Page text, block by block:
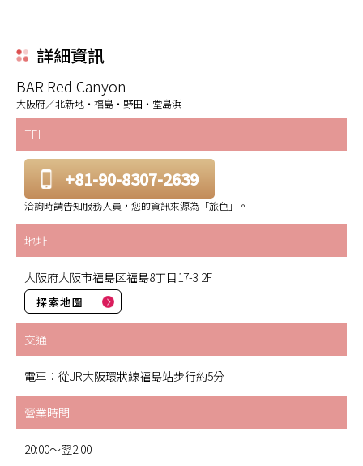
詳細資訊
BAR Red Canyon
大阪府／北新地・福島・野田・堂島浜
TEL
+81-90-8307-2639
洽詢時請告知服務人員，您的資訊來源為「旅色」。
地址
大阪府大阪市福島区福島8丁目17-3 2F
探索地圖
交通
電車：從JR大阪環狀線福島站步行約5分
營業時間
20:00～翌2:00